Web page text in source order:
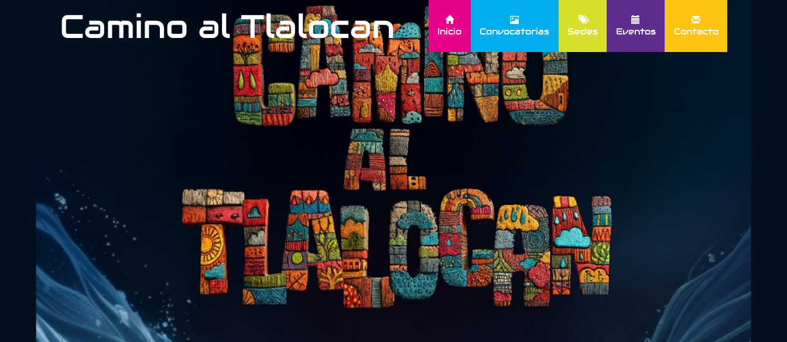
Camino al Tlalocan Inicio Convocatorias Sedes Eventos Contacto